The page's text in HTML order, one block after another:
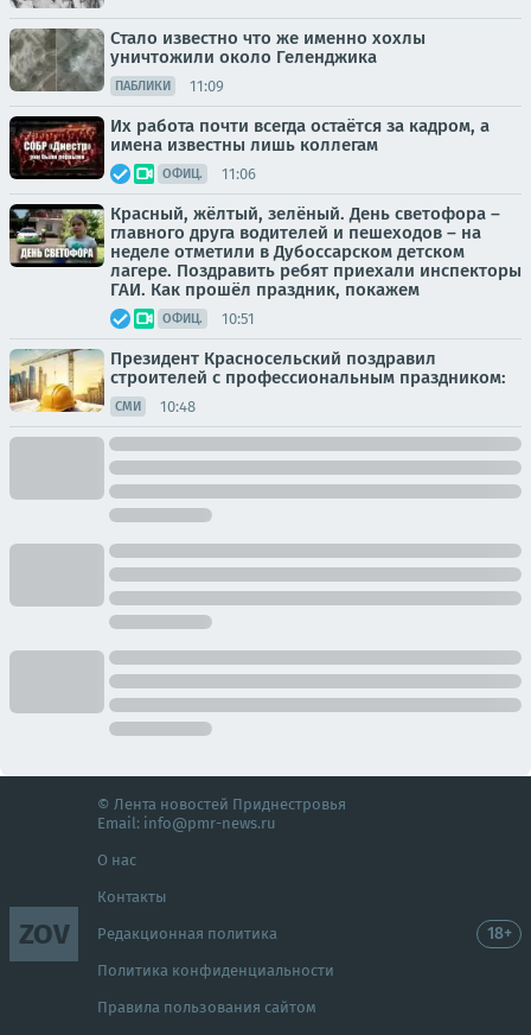
Стало известно что же именно хохлы
уничтожили около Геленджика
ПАБЛИКИ 11:09
Их работа почти всегда остаётся за кадром, а
имена известны лишь коллегам
ОФИЦ. 11:06
Красный, жёлтый, зелёный. День светофора –
главного друга водителей и пешеходов – на
неделе отметили в Дубоссарском детском
лагере. Поздравить ребят приехали инспекторы
ГАИ. Как прошёл праздник, покажем
ОФИЦ. 10:51
Президент Красносельский поздравил
строителей с профессиональным праздником:
СМИ 10:48
ZOV
© Лента новостей Приднестровья
Email: info@pmr-news.ru
О нас
Контакты
Редакционная политика
Политика конфиденциальности
Правила пользования сайтом
18+